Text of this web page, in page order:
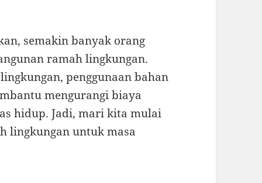
semakin banyak orang
ramah lingkungan.
penggunaan bahan
mengurangi biaya
hidup. Jadi, mari kita mulai
lingkungan untuk masa